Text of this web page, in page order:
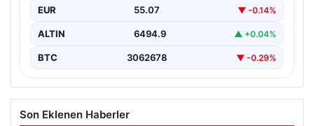
EUR 55.07 ▼ -0.14%
ALTIN 6494.9 ▲ +0.04%
BTC 3062678 ▼ -0.29%
Son Eklenen Haberler